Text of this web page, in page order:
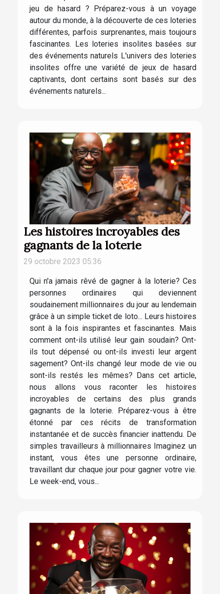
jeu de hasard ? Préparez-vous à un voyage
autour du monde, à la découverte de ces loteries
différentes, parfois surprenantes, mais toujours
fascinantes. Les loteries insolites basées sur
des événements naturels L'univers des loteries
insolites offre une variété de jeux de hasard
captivants, dont certains sont basés sur des
événements naturels...
Les histoires incroyables des
gagnants de la loterie
29 octobre 2023 05:36
Qui n'a jamais rêvé de gagner à la loterie? Ces
personnes ordinaires qui deviennent
soudainement millionnaires du jour au lendemain
grâce à un simple ticket de loto... Leurs histoires
sont à la fois inspirantes et fascinantes. Mais
comment ont-ils utilisé leur gain soudain? Ont-
ils tout dépensé ou ont-ils investi leur argent
sagement? Ont-ils changé leur mode de vie ou
sont-ils restés les mêmes? Dans cet article,
nous allons vous raconter les histoires
incroyables de certains des plus grands
gagnants de la loterie. Préparez-vous à être
étonné par ces récits de transformation
instantanée et de succès financier inattendu. De
simples travailleurs à millionnaires Imaginez un
instant, vous êtes une personne ordinaire,
travaillant dur chaque jour pour gagner votre vie.
Le week-end, vous...